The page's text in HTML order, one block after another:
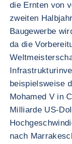
die Ernten von
zweiten
Baugewerbe
da die
beispielsweise
Mohamed V in
Milliarde US-
nach